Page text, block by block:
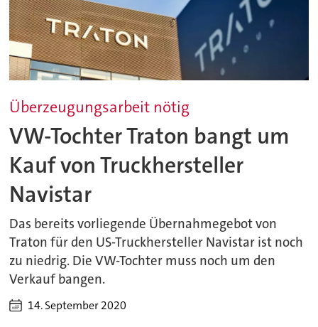
Überzeugungsarbeit nötig
VW-Tochter Traton bangt um
Kauf von Truckhersteller
Navistar
Das bereits vorliegende Übernahmegebot von
Traton für den US-Truckhersteller Navistar ist noch
zu niedrig. Die VW-Tochter muss noch um den
Verkauf bangen.
14. September 2020